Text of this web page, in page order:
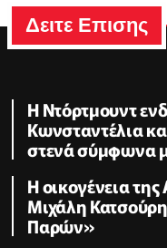
Δειτε Επισης
Η Ντόρτμουντ
Κωνσταντέλια
στενά σύμφωνα
Η οικογένεια
Μιχάλη
Παρών»